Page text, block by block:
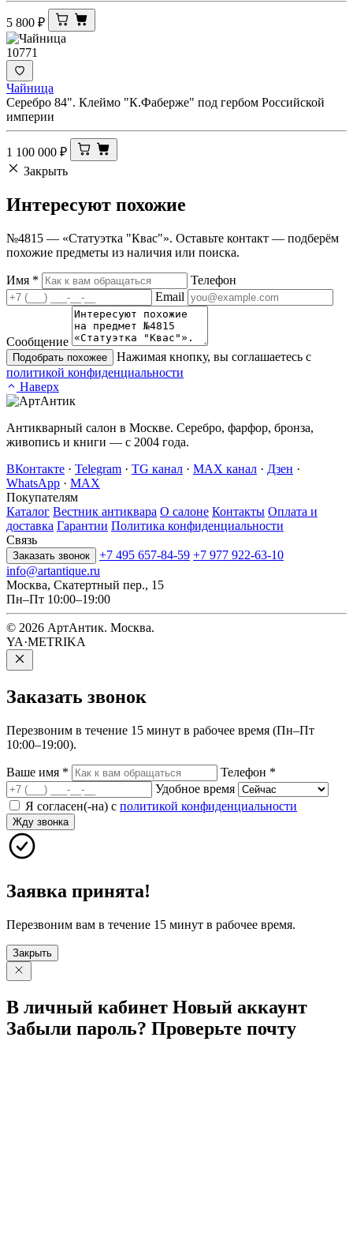
5 800 ₽
10771
Чайница
Серебро 84". Клеймо "К.Фаберже" под гербом Российской
империи
1 100 000 ₽
Закрыть
Интересуют похожие
№4815 — «Статуэтка "Квас"». Оставьте контакт — подберём
похожие предметы из наличия или поиска.
Имя *
Телефон
Email
Сообщение
Подобрать похожее
Нажимая кнопку, вы соглашаетесь с
политикой конфиденциальности
Наверх
Антикварный салон в Москве. Серебро, фарфор, бронза,
живопись и книги — с 2004 года.
ВКонтакте · Telegram · TG канал · MAX канал · Дзен ·
WhatsApp · MAX
Покупателям
Каталог Вестник антиквара О салоне Контакты Оплата и
доставка Гарантии Политика конфиденциальности
Связь
Заказать звонок +7 495 657-84-59 +7 977 922-63-10
info@artantique.ru
Москва, Скатертный пер., 15
Пн–Пт 10:00–19:00
© 2026 АртАнтик. Москва.
YA·METRIKA
Заказать звонок
Перезвоним в течение 15 минут в рабочее время (Пн–Пт
10:00–19:00).
Ваше имя * Телефон *
Удобное время
Я согласен(-на) с политикой конфиденциальности
Жду звонка
Заявка принята!
Перезвоним вам в течение 15 минут в рабочее время.
Закрыть
В личный кабинет Новый аккаунт
Забыли пароль? Проверьте почту